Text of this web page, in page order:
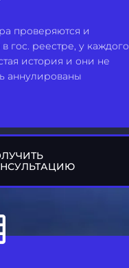
проверяются и
в гос. реестре, у каждого
история и они не
аннулированы